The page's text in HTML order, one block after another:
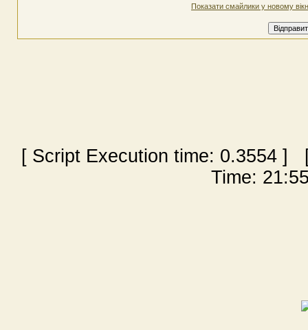
Показати смайлики у новому
[ Script Execution time: 0.3554 ] [
Time: